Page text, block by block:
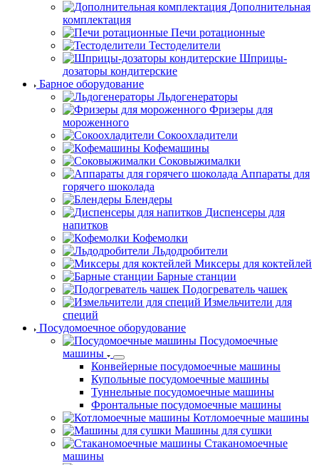
Дополнительная
комплектация
Печи ротационные
Тестоделители
Шприцы-
дозаторы кондитерские
Барное оборудование
Льдогенераторы
Фризеры для
мороженного
Сокоохладители
Кофемашины
Соковыжималки
Аппараты для
горячего шоколада
Блендеры
Диспенсеры для
напитков
Кофемолки
Льдодробители
Миксеры для коктейлей
Барные станции
Подогреватель чашек
Измельчители для
специй
Посудомоечное оборудование
Посудомоечные
машины
Конвейерные посудомоечные машины
Купольные посудомоечные машины
Туннельные посудомоечные машины
Фронтальные посудомоечные машины
Котломоечные машины
Машины для сушки
Стаканомоечные
машины